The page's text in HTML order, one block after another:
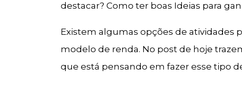
destacar? Como ter boas Ideias para
Existem algumas opções de atividades
modelo de renda. No post de hoje
que está pensando em fazer esse tipo